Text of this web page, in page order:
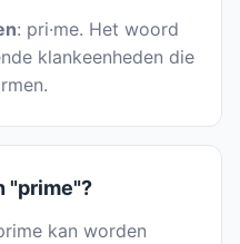
: pri·me. Het woord
klankeenheden die
"prime"?
kan worden